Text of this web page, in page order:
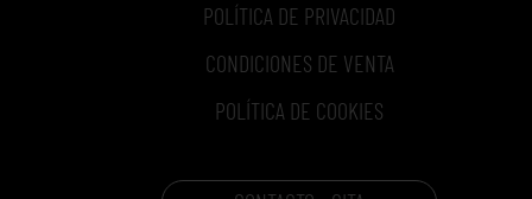
POLÍTICA DE PRIVACIDAD
CONDICIONES DE VENTA
POLÍTICA DE COOKIES